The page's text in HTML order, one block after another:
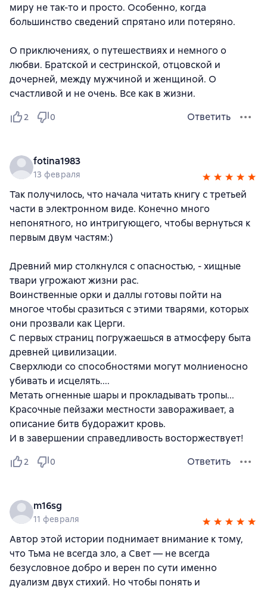
миру не так-то и просто. Особенно, когда
большинство сведений спрятано или потеряно.
О приключениях, о путешествиях и немного о
любви. Братской и сестринской, отцовской и
дочерней, между мужчиной и женщиной. О
счастливой и не очень. Все как в жизни.
2 0 Ответить
fotina1983
13 февраля
Так получилось, что начала читать книгу с третьей
части в электронном виде. Конечно много
непонятного, но интригующего, чтобы вернуться к
первым двум частям:)
Древний мир столкнулся с опасностью, - хищные
твари угрожают жизни рас.
Воинственные орки и даллы готовы пойти на
многое чтобы сразиться с этими тварями, которых
они прозвали как Церги.
С первых страниц погружаешься в атмосферу быта
древней цивилизации.
Сверхлюди со способностями могут молниеносно
убивать и исцелять....
Метать огненные шары и прокладывать тропы...
Красочные пейзажи местности завораживает, а
описание битв будоражит кровь.
И в завершении справедливость восторжествует!
2 0 Ответить
m16sg
11 февраля
Автор этой истории поднимает внимание к тому,
что Тьма не всегда зло, а Свет — не всегда
безусловное добро и верен по сути именно
дуализм двух стихий. Но чтобы понять и